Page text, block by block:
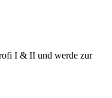
I & II und werde zur